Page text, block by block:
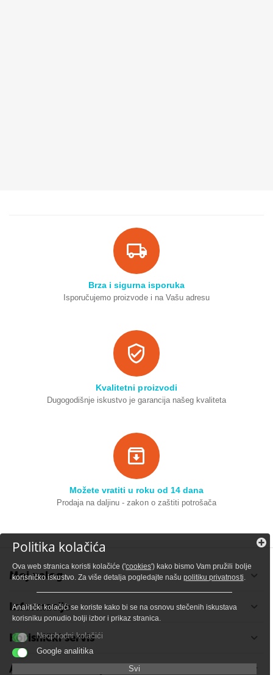
Brza i sigurna isporuka
Isporučujemo proizvode i na Vašu adresu
Kvalitetni proizvodi
Dugogodišnje iskustvo je garancija našeg kvaliteta
Možete vratiti u roku od 14 dana
Prodaja na daljinu - zakon o zaštiti potrošača
Moj nalog
Informacije
Korisnički servis
Adresa i kontakt podaci
Politika kolačića
Ova web stranica koristi kolačiće ('cookies') kako bismo Vam pružili bolje
korisničko iskustvo. Za više detalja pogledajte našupolitiku privatnosti.
Analitički kolačići se koriste kako bi se na osnovu stečenih iskustava
korisniku ponudio bolji izbor i prikaz stranica.
Neophodni kolačići
Google analitika
Svi